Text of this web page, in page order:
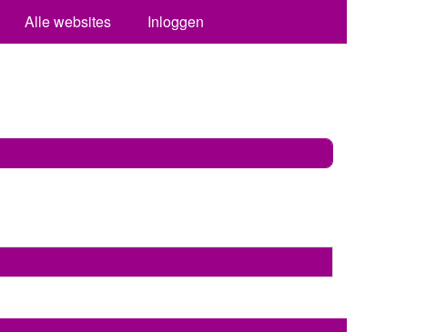
Alle websites Inloggen